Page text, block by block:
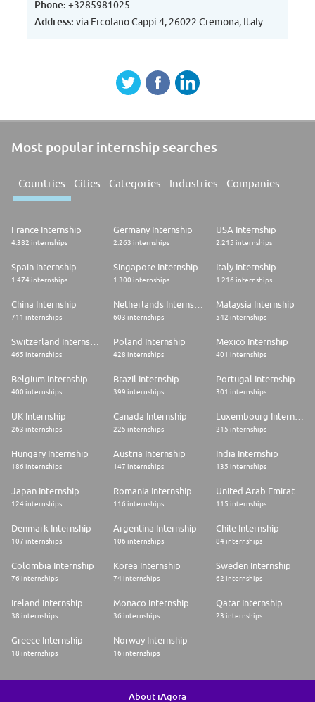
e la preparazione specialistica di chi intende inserirsi e qualificarsi
nel mondo del lavoro.
Phone: +3285981025
Address: via Ercolano Cappi 4, 26022 Cremona, Italy
Most popular internship searches
Countries Cities Categories Industries Companies
France Internship
4.382 internships
Germany Internship
2.263 internships
USA Internship
2.215 internships
Spain Internship
1.474 internships
Singapore Internship
1.300 internships
Italy Internship
1.216 internships
China Internship
711 internships
Netherlands Internship
603 internships
Malaysia Internship
542 internships
Switzerland Internship
465 internships
Poland Internship
428 internships
Mexico Internship
401 internships
Belgium Internship
400 internships
Brazil Internship
399 internships
Portugal Internship
301 internships
UK Internship
263 internships
Canada Internship
225 internships
Luxembourg Internship
215 internships
Hungary Internship
186 internships
Austria Internship
147 internships
India Internship
135 internships
Japan Internship
124 internships
Romania Internship
116 internships
United Arab Emirates Internship
115 internships
Denmark Internship
107 internships
Argentina Internship
106 internships
Chile Internship
84 internships
Colombia Internship
76 internships
Korea Internship
74 internships
Sweden Internship
62 internships
Ireland Internship
38 internships
Monaco Internship
36 internships
Qatar Internship
23 internships
Greece Internship
18 internships
Norway Internship
16 internships
About iAgora